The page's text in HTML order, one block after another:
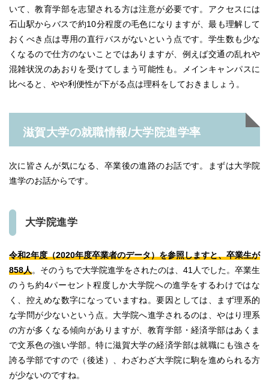
いて、教育学部を志望される方は注意が必要です。アクセスには
石山駅からバスで約10分程度の毛色になりますが、最も理解して
おくべき点は専用の直行バスがないという点です。学生数も少な
くなるので仕方のないことではありますが、例えば交通の乱れや
混雑状況のあおりを受けてしまう可能性も。メインキャンパスに
比べると、やや利便性が下がる点は理科をしておきましょう。
滋賀大学の就職情報/大学院進学率
次に皆さんが気になる、卒業後の進路のお話です。まずは大学院
進学のお話からです。
大学院進学
令和2年度（2020年度卒業者のデータ）を参照しますと、卒業生が
858人。そのうちで大学院進学をされたのは、41人でした。卒業生
のうち約4パーセント程度しか大学院への進学をするわけではな
く、控えめな数字になっていますね。要因としては、まず理系的
な学問が少ないという点。大学院へ進学されるのは、やはり理系
の方が多くなる傾向がありますが、教育学部・経済学部はあくま
で文系色の強い学部。特に滋賀大学の経済学部は就職にも強さを
誇る学部ですので（後述）、わざわざ大学院に駒を進められる方
が少ないのですね。